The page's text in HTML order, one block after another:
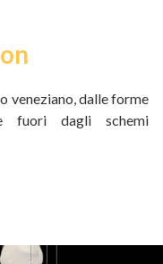
veneziano, dalle forme
fuori dagli schemi